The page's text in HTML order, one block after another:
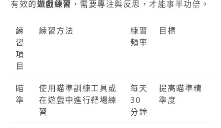
有效的遊戲練習 ，需要專注與反思，才能事半功倍。
練
習
項
目
練習方法
練習
頻率
目標
瞄
準
使用瞄準訓練工具或
在遊戲中進行靶場練
習
每天
30
分鐘
提高瞄準精
準度